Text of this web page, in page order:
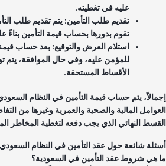
عليه في تغطيته.
تقديم طلب التأمين: يتم تقديم طلب
تقوم بدورها بحساب قيمة التأمين بناءً
استلام العرض والتوقيع: بعد حساب قيمة
للمؤمن عليه، وفي حال الموافقة، يتم
الأقساط المستحقة.
يتم حساب قيمة التأمين في النظام
المالية والصحية والعمرية وغيرها من
النهائي الذي يجب دفعه لتغطية المخاطر
شائعة حول عقد التأمين في النظام السعودي
هي شروط عقد التأمين في السعودية؟